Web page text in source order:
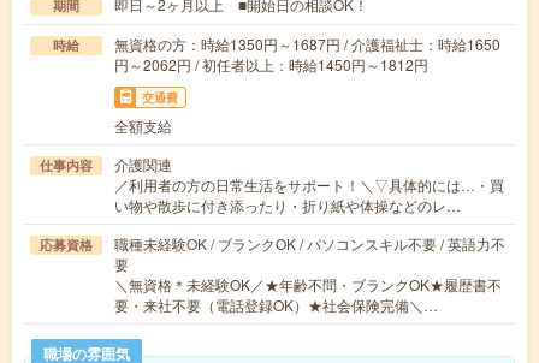
期間 即日～2ヶ月以上 ■開始日の相談OK！
時給
無資格の方：時給1350円～1687円 / 介護福祉士：時給1650
円～2062円 / 初任者以上：時給1450円～1812円
交通費
全額支給
仕事内容
介護関連
／利用者の方の日常生活をサポート！＼▽具体的には…・買
い物や散歩に付き添ったり・折り紙や体操などのレ…
応募資格
職種未経験OK / ブランクOK / パソコンスキル不要 / 英語力不
要
＼無資格＊未経験OK／★年齢不問・ブランクOK★履歴書不
要・来社不要（電話登録OK）★社会保険完備＼…
職場の雰囲気